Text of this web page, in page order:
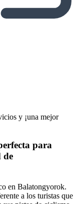
y ¡una mejor
para
de
en Balatongyorok.
a los turistas que